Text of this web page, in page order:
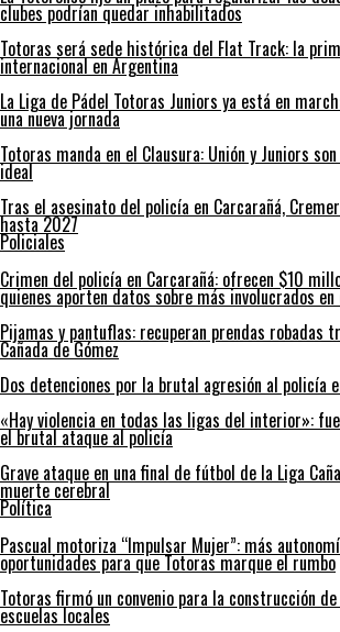
clubes podrían quedar inhabilitados
Totoras será sede histórica del Flat Track: la
internacional en Argentina
La Liga de Pádel Totoras Juniors ya está en
una nueva jornada
Totoras manda en el Clausura: Unión y Juniors
ideal
Tras el asesinato del policía en Carcarañá,
hasta 2027
Policiales
Crimen del policía en Carcarañá: ofrecen $10
quienes aporten datos sobre más involucrados
Pijamas y pantuflas: recuperan prendas robadas
Cañada de Gómez
Dos detenciones por la brutal agresión al policía
«Hay violencia en todas las ligas del interior»:
el brutal ataque al policía
Grave ataque en una final de fútbol de la Liga
muerte cerebral
Política
Pascual motoriza “Impulsar Mujer”: más
oportunidades para que Totoras marque el rumbo
Totoras firmó un convenio para la construcción de
escuelas locales